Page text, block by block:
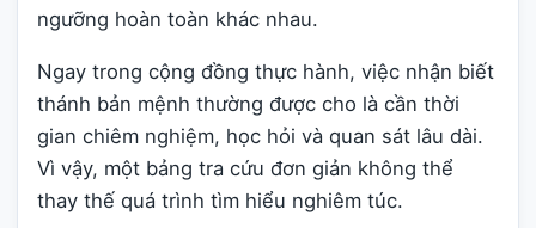
ngưỡng hoàn toàn khác nhau.
Ngay trong cộng đồng thực hành, việc nhận biết
thánh bản mệnh thường được cho là cần thời
gian chiêm nghiệm, học hỏi và quan sát lâu dài.
Vì vậy, một bảng tra cứu đơn giản không thể
thay thế quá trình tìm hiểu nghiêm túc.